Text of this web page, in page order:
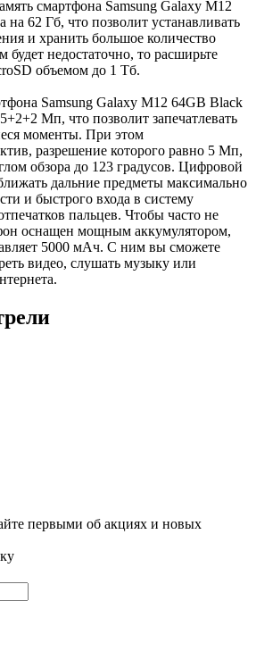
смартфона Samsung Galaxy M12
на 62 Гб, что позволит устанавливать
и хранить большое количество
будет недостаточно, то расширьте
объемом до 1 Тб.
Samsung Galaxy M12 64GB Black
Мп, что позволит запечатлевать
моменты. При этом
разрешение которого равно 5 Мп,
обзора до 123 градусов. Цифровой
дальние предметы максимально
и быстрого входа в систему
пальцев. Чтобы часто не
оснащен мощным аккумулятором,
5000 мАч. С ним вы сможете
видео, слушать музыку или
первыми об акциях и новых